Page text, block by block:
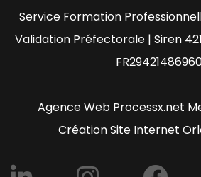
Service Formation
Validation Préfectorale | Siren
Agence Web Processx.net
Création Site Internet